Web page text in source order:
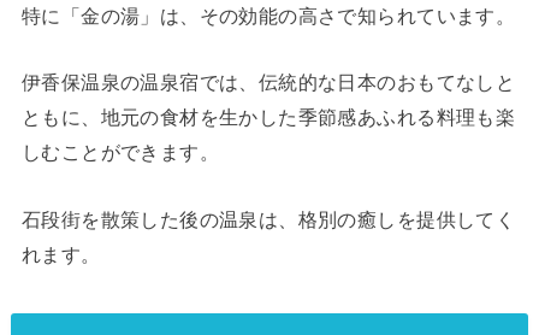
特に「金の湯」は、その効能の高さで知られています。
伊香保温泉の温泉宿では、伝統的な日本のおもてなしと
ともに、地元の食材を生かした季節感あふれる料理も楽
しむことができます。
石段街を散策した後の温泉は、格別の癒しを提供してく
れます。